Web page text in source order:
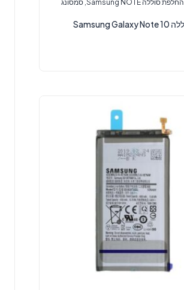
החלפת סוללה Samsung NOTE ,סמסונג
‏החלפת סוללה Samsung Galaxy Note 10